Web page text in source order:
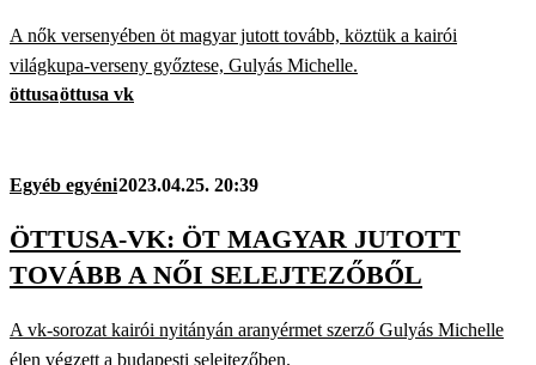
A nők versenyében öt magyar jutott tovább, köztük a kairói
világkupa-verseny győztese, Gulyás Michelle.
öttusaöttusa vk
Egyéb egyéni2023.04.25. 20:39
ÖTTUSA-VK: ÖT MAGYAR JUTOTT
TOVÁBB A NŐI SELEJTEZŐBŐL
A vk-sorozat kairói nyitányán aranyérmet szerző Gulyás Michelle
élen végzett a budapesti selejtezőben.